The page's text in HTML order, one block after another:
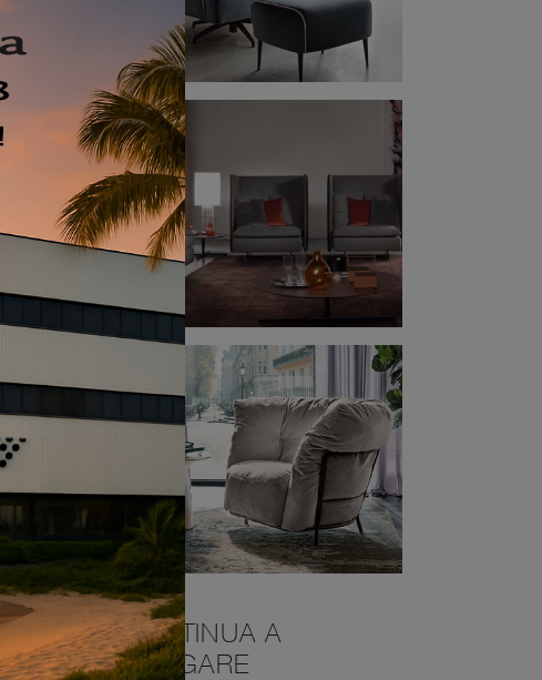
ed
sempre
da
CONTINUA A
NAVIGARE